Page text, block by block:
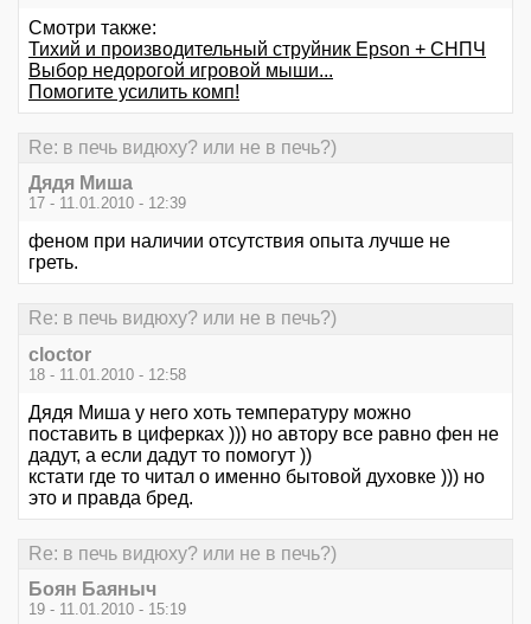
Смотри также:
Тихий и производительный струйник Epson + CНПЧ
Выбор недорогой игровой мыши...
Помогите усилить комп!
Re: в печь видюху? или не в печь?)
Дядя Миша
17 - 11.01.2010 - 12:39
феном при наличии отсутствия опыта лучше не
греть.
Re: в печь видюху? или не в печь?)
cloctor
18 - 11.01.2010 - 12:58
Дядя Миша у него хоть температуру можно
поставить в циферках ))) но автору все равно фен не
дадут, а если дадут то помогут ))
кстати где то читал о именно бытовой духовке ))) но
это и правда бред.
Re: в печь видюху? или не в печь?)
Боян Баяныч
19 - 11.01.2010 - 15:19